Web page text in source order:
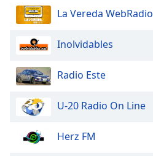
La Vereda WebRadio
Inolvidables
Radio Este
U-20 Radio On Line
Herz FM